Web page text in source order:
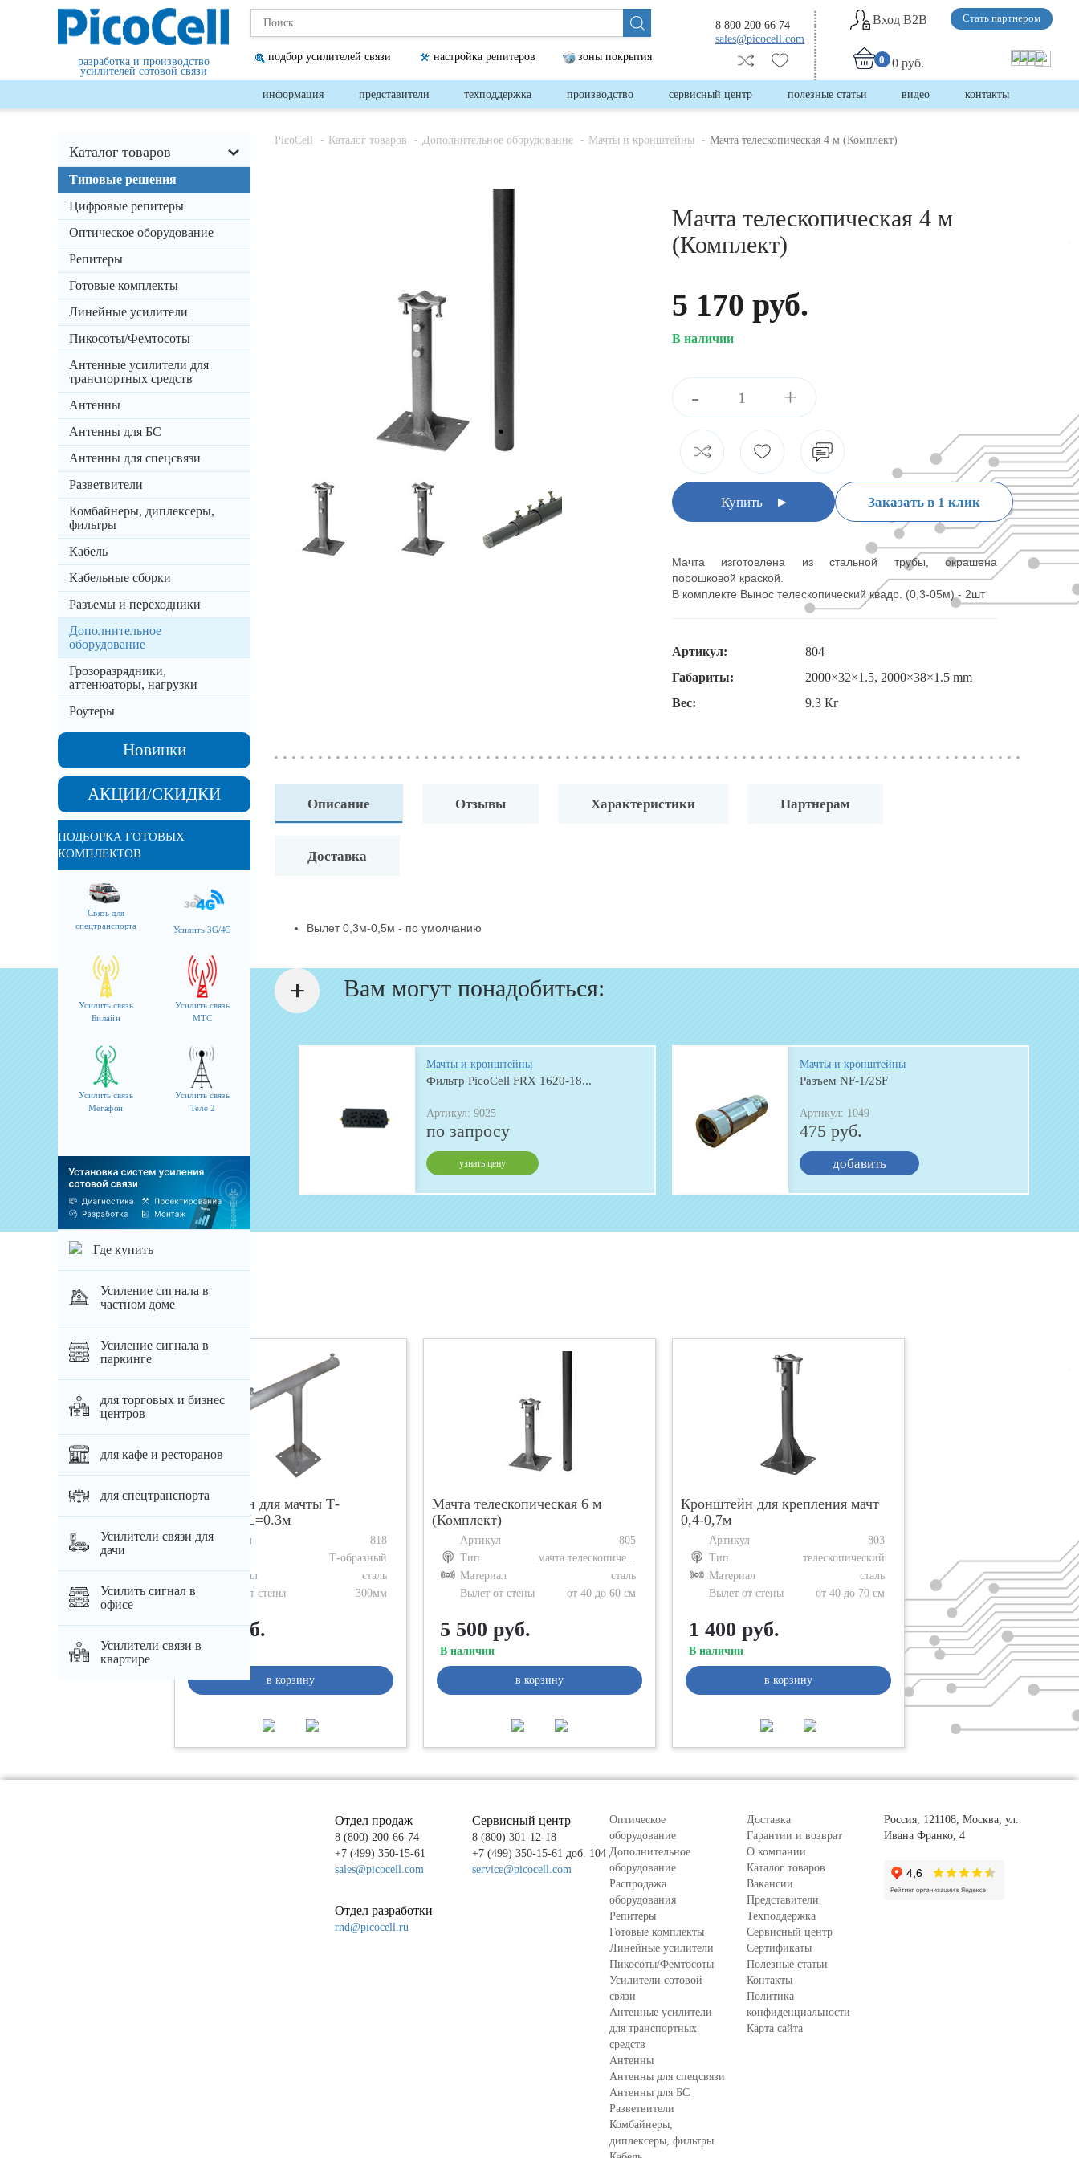
разработка и производство
усилителей сотовой связи
подбор усилителей связи настройка репитеров зоны покрытия
8 800 200 66 74
sales@picocell.com
Вход B2B Стать партнером
0 0 руб.
информация представители техподдержка производство сервисный центр полезные статьи видео контакты
Каталог товаров
Типовые решения
Цифровые репитеры
Оптическое оборудование
Репитеры
Готовые комплекты
Линейные усилители
Пикосоты/Фемтосоты
Антенные усилители для
транспортных средств
Антенны
Антенны для БС
Антенны для спецсвязи
Разветвители
Комбайнеры, диплексеры,
фильтры
Кабель
Кабельные сборки
Разъемы и переходники
Дополнительное
оборудование
Грозоразрядники,
аттенюаторы, нагрузки
Роутеры
Новинки
АКЦИИ/СКИДКИ
ПОДБОРКА ГОТОВЫХ
КОМПЛЕКТОВ
Связь для
спецтранспорта
Усилить 3G/4G
Усилить связь
Билайн
Усилить связь
МТС
Усилить связь
Мегафон
Усилить связь
Теле 2
Где купить
Усиление сигнала в
частном доме
Усиление сигнала в
паркинге
для торговых и бизнес
центров
для кафе и ресторанов
для спецтранспорта
Усилители связи для
дачи
Усилить сигнал в
офисе
Усилители связи в
квартире
PicoCell Каталог товаров Дополнительное оборудование Мачты и кронштейны Мачта телескопическая 4 м (Комплект)
Мачта телескопическая 4 м
(Комплект)
5 170 руб.
В наличии
- +
Купить Заказать в 1 клик
Мачта изготовлена из стальной трубы, окрашена
порошковой краской.
В комплекте Вынос телескопический квадр. (0,3-05м) - 2шт
Артикул:
804
Габариты:
2000×32×1.5, 2000×38×1.5 mm
Вес:
9.3 Кг
Описание Отзывы Характеристики Партнерам
Доставка
Вылет 0,3м-0,5м - по умолчанию
Вам могут понадобиться:
Мачты и кронштейны
Переходник угловой N-411
Артикул: 911
Мачты и кронштейны
Фильтр PicoCell FRX 1620-18...
Артикул: 9025
по запросу
узнать цену
Мачты и кронштейны
Разъем NF-1/2SF
Артикул: 1049
475 руб.
добавить
Похожие товары
Кронштейн для мачты Т-
образный L=0.3м
Артикул
818
Т-образный
Материал
сталь
Вылет от стены
300мм
900 руб.
В наличии
в корзину
Мачта телескопическая 6 м
(Комплект)
Артикул
805
Тип
мачта телескопиче...
Материал
сталь
Вылет от стены
от 40 до 60 см
5 500 руб.
В наличии
в корзину
Кронштейн для крепления мачт
0,4-0,7м
Артикул
803
Тип
телескопический
Материал
сталь
Вылет от стены
от 40 до 70 см
1 400 руб.
В наличии
в корзину
Отдел продаж
8 (800) 200-66-74
+7 (499) 350-15-61
sales@picocell.com
Сервисный центр
8 (800) 301-12-18
+7 (499) 350-15-61 доб. 104
service@picocell.com
Отдел разработки
rnd@picocell.ru
Оптическое
оборудование
Дополнительное
оборудование
Распродажа
оборудования
Репитеры
Готовые комплекты
Линейные усилители
Пикосоты/Фемтосоты
Усилители сотовой
связи
Антенные усилители
для транспортных
средств
Антенны
Антенны для спецсвязи
Антенны для БС
Разветвители
Комбайнеры,
диплексеры, фильтры
Доставка
Гарантии и возврат
О компании
Каталог товаров
Вакансии
Представители
Техподдержка
Сервисный центр
Сертификаты
Полезные статьи
Контакты
Политика
конфиденциальности
Карта сайта
Россия, 121108, Москва, ул.
Ивана Франко, 4